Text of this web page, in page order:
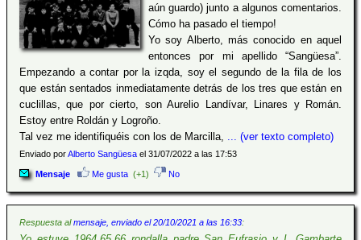
aún guardo) junto a algunos comentarios.
Cómo ha pasado el tiempo!
Yo soy Alberto, más conocido en aquel
entonces por mi apellido “Sangüesa”.
Empezando a contar por la izqda, soy el segundo de la fila de los
que están sentados inmediatamente detrás de los tres que están en
cuclillas, que por cierto, son Aurelio Landívar, Linares y Román.
Estoy entre Roldán y Logroño.
Tal vez me identifiquéis con los de Marcilla,
... (ver texto completo)
Enviado porAlberto Sangüesa el 31/07/2022 a las 17:53
Mensaje Me gusta (+1) No
Respuesta almensaje, enviado el 20/10/2021 a las 16:33: